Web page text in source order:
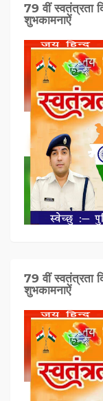
79 वीं स्वतंत्रता
शुभकामनाऐं
79 वीं स्वतंत्रता
शुभकामनाऐं